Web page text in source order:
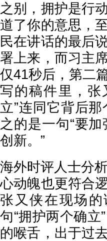
之别，拥护是行
道了你的意思，
民在讲话的最后
署上来，而习主
仅41秒后，第二
写的稿件里，张
立”连同它背后
之的是一句“要
创新。”
海外时评人士分
心动魄也更符合
张又侠在现场
句“拥护两个确
的喉舌，出于过